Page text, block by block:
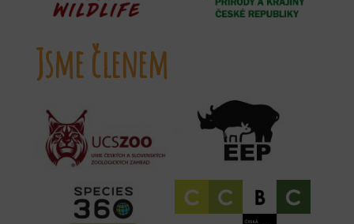
Jsme členem